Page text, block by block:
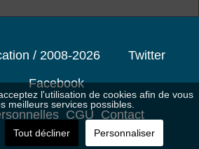
/ 2008-2026
Twitter
Facebook
CGU Contact
l'utilisation de cookies afin de vous
meilleurs services possibles.
Tout décliner Personnaliser